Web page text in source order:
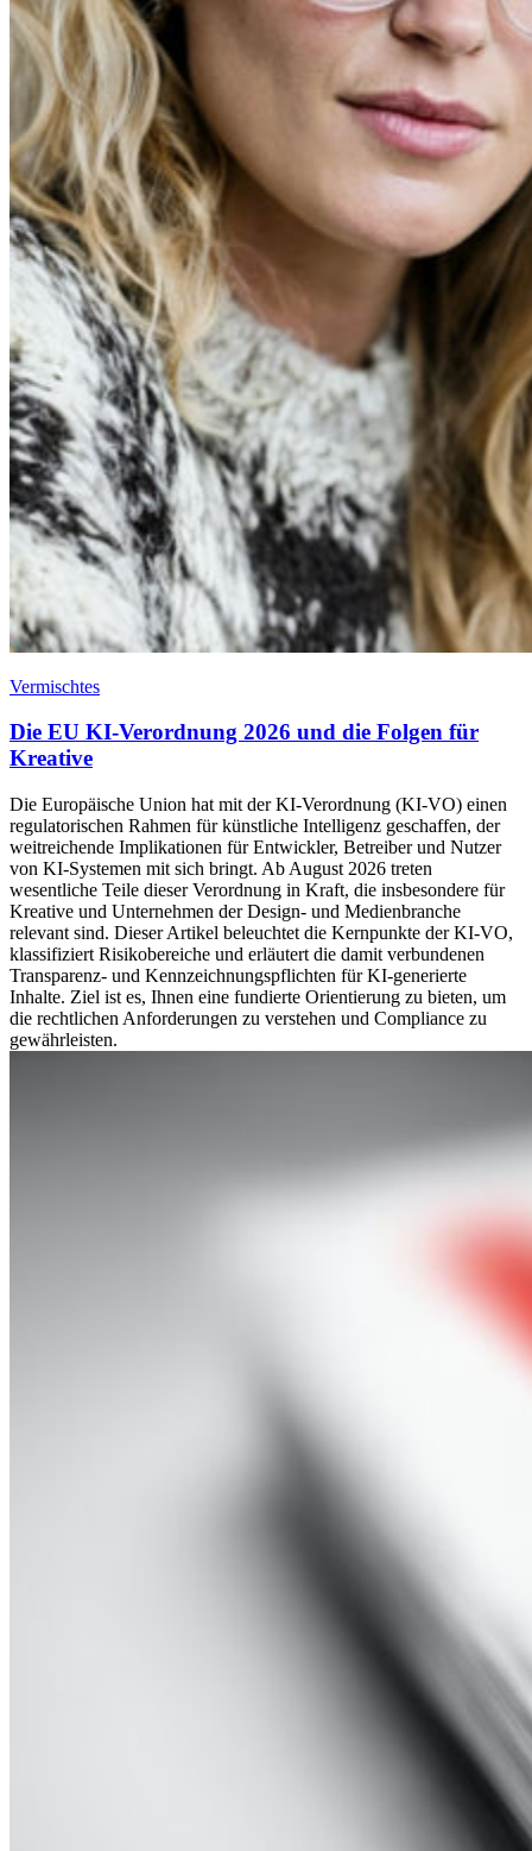
Vermischtes
Die EU KI-Verordnung 2026 und die Folgen für
Kreative
Die Europäische Union hat mit der KI-Verordnung (KI-VO) einen
regulatorischen Rahmen für künstliche Intelligenz geschaffen, der
weitreichende Implikationen für Entwickler, Betreiber und Nutzer
von KI-Systemen mit sich bringt. Ab August 2026 treten
wesentliche Teile dieser Verordnung in Kraft, die insbesondere für
Kreative und Unternehmen der Design- und Medienbranche
relevant sind. Dieser Artikel beleuchtet die Kernpunkte der KI-VO,
klassifiziert Risikobereiche und erläutert die damit verbundenen
Transparenz- und Kennzeichnungspflichten für KI-generierte
Inhalte. Ziel ist es, Ihnen eine fundierte Orientierung zu bieten, um
die rechtlichen Anforderungen zu verstehen und Compliance zu
gewährleisten.